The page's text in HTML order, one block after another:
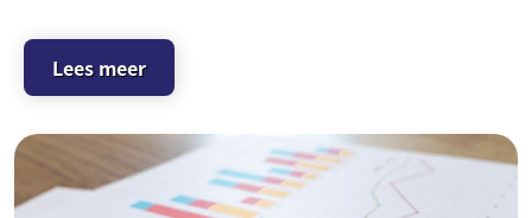
Lees meer